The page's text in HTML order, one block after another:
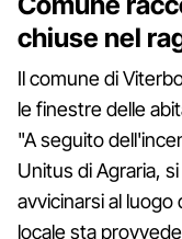
chiuse nel
Il comune di
le finestre delle
"A seguito
Unitus di Agraria,
avvicinarsi al luogo
locale sta